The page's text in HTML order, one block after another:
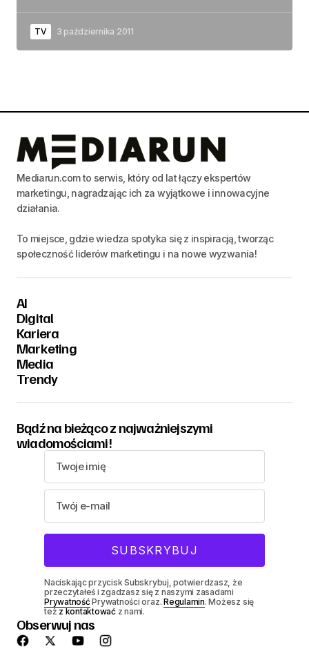
TV 3 października 2011
Mediarun.com to serwis, który od lat łączy ekspertów
marketingu, nagradzając ich za wyjątkowe i innowacyjne
działania.
To miejsce, gdzie wiedza spotyka się z inspiracją, tworząc
społeczność liderów marketingu i na nowe wyzwania!
AI
Digital
Kariera
Marketing
Media
Trendy
Bądź na bieżąco z najważniejszymi
wiadomościami!
Naciskając przycisk Subskrybuj, potwierdzasz, że
przeczytałeś i zgadzasz się z naszymi zasadami
PrywatnośćPrywatności oraz.Regulamin. Możesz się
też z kontaktowaćz nami.
Obserwuj nas